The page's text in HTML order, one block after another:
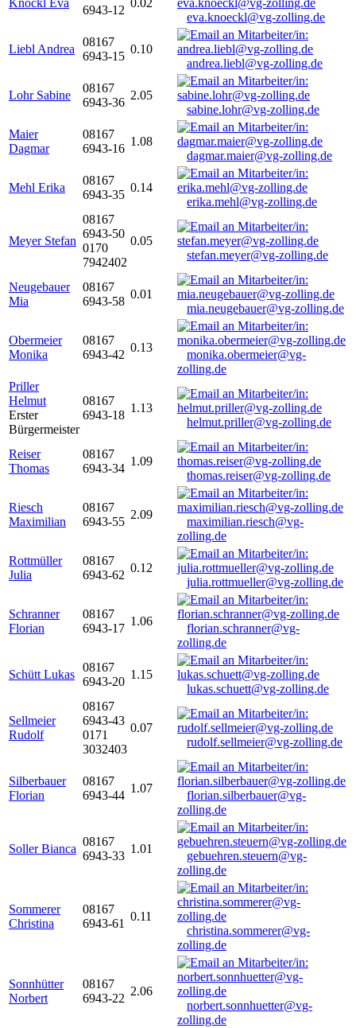
Knöckl Eva
6943-12
0.02
eva.knoeckl@vg-zolling.de
Liebl Andrea
08167
6943-15
0.10
andrea.liebl@vg-zolling.de
Lohr Sabine
08167
6943-36
2.05
sabine.lohr@vg-zolling.de
Maier
Dagmar
08167
6943-16
1.08
dagmar.maier@vg-zolling.de
Mehl Erika
08167
6943-35
0.14
erika.mehl@vg-zolling.de
Meyer Stefan
08167
6943-50
0170
7942402
0.05
stefan.meyer@vg-zolling.de
Neugebauer
Mia
08167
6943-58
0.01
mia.neugebauer@vg-zolling.de
Obermeier
Monika
08167
6943-42
0.13
monika.obermeier@vg-
zolling.de
Priller
Helmut
Erster
Bürgermeister
08167
6943-18
1.13
helmut.priller@vg-zolling.de
Reiser
Thomas
08167
6943-34
1.09
thomas.reiser@vg-zolling.de
Riesch
Maximilian
08167
6943-55
2.09
maximilian.riesch@vg-
zolling.de
Rottmüller
Julia
08167
6943-62
0.12
julia.rottmueller@vg-zolling.de
Schranner
Florian
08167
6943-17
1.06
florian.schranner@vg-
zolling.de
Schütt Lukas
08167
6943-20
1.15
lukas.schuett@vg-zolling.de
Sellmeier
Rudolf
08167
6943-43
0171
3032403
0.07
rudolf.sellmeier@vg-zolling.de
Silberbauer
Florian
08167
6943-44
1.07
florian.silberbauer@vg-
zolling.de
Soller Bianca
08167
6943-33
1.01
gebuehren.steuern@vg-
zolling.de
Sommerer
Christina
08167
6943-61
0.11
christina.sommerer@vg-
zolling.de
Sonnhütter
Norbert
08167
6943-22
2.06
norbert.sonnhuetter@vg-
zolling.de